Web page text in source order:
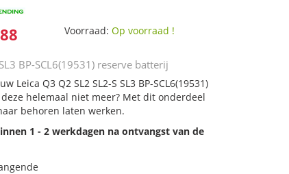
Voorraad:Op voorraad !
BP-SCL6(19531) reserve batterij
Leica Q3 Q2 SL2 SL2-S SL3 BP-SCL6(19531)
helemaal niet meer? Met dit onderdeel
behoren laten werken.
1 - 2 werkdagen na ontvangst van de